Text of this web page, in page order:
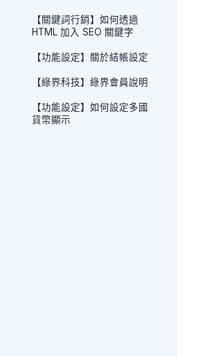
【關鍵詞行銷】如何透過
HTML 加入 SEO 關鍵字
【功能設定】關於結帳設定
【綠界科技】綠界會員說明
【功能設定】如何設定多國
貨幣顯示